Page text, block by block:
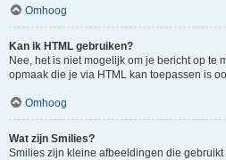
Omhoog
Kan ik HTML gebruiken?
Nee, het is niet mogelijk om je bericht op te
opmaak die je via HTML kan toepassen is
Omhoog
Wat zijn Smilies?
Smilies zijn kleine afbeeldingen die